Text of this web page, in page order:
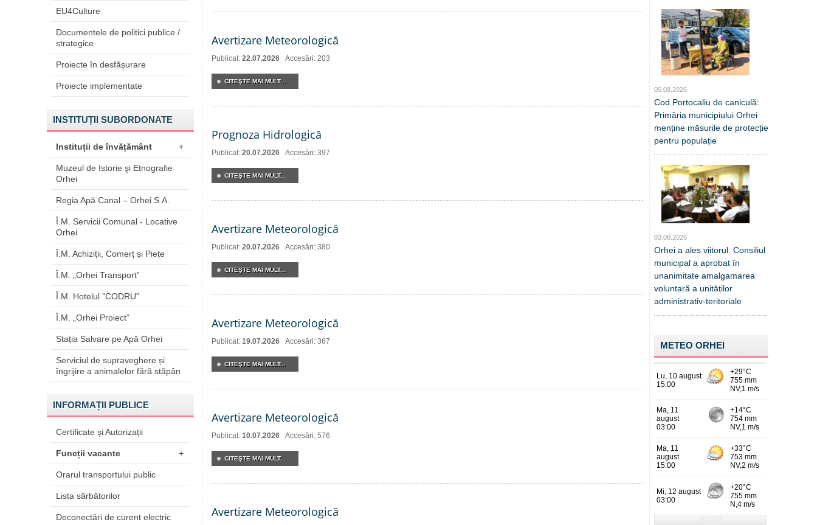
EU4Culture
Documentele de politici publice /
strategice
Proiecte în desfășurare
Proiecte implementate
INSTITUȚII SUBORDONATE
Instituții de învățământ +
Muzeul de Istorie şi Etnografie
Orhei
Regia Apă Canal – Orhei S.A.
Î.M. Servicii Comunal - Locative
Orhei
Î.M. Achiziții, Comerț și Piețe
Î.M. „Orhei Transport”
Î.M. Hotelul ”CODRU”
Î.M. „Orhei Proiect”
Stația Salvare pe Apă Orhei
Serviciul de supraveghere și
îngrijire a animalelor fără stăpân
INFORMAȚII PUBLICE
Certificate și Autorizații
Funcții vacante +
Orarul transportului public
Lista sărbătorilor
Deconectări de curent electric
Avertizare Meteorologică
Publicat: 22.07.2026 Accesări: 203
CITEŞTE MAI MULT...
Prognoza Hidrologică
Publicat: 20.07.2026 Accesări: 397
CITEŞTE MAI MULT...
Avertizare Meteorologică
Publicat: 20.07.2026 Accesări: 380
CITEŞTE MAI MULT...
Avertizare Meteorologică
Publicat: 19.07.2026 Accesări: 367
CITEŞTE MAI MULT...
Avertizare Meteorologică
Publicat: 10.07.2026 Accesări: 576
CITEŞTE MAI MULT...
Avertizare Meteorologică
05.08.2026
Cod Portocaliu de caniculă:
Primăria municipiului Orhei
menține măsurile de protecție
pentru populație
03.08.2026
Orhei a ales viitorul. Consiliul
municipal a aprobat în
unanimitate amalgamarea
voluntară a unităților
administrativ-teritoriale
METEO ORHEI